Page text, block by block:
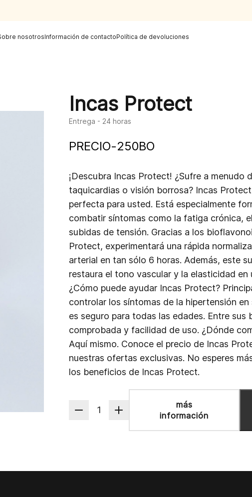
nosotrosInformación de contactoPolítica de devoluciones
Incas Protect
Entrega - 24 horas
PRECIO-250BO
¡Descubra Incas Protect! ¿Sufre a menudo
taquicardias o visión borrosa? Incas
perfecta para usted. Está especialmente
combatir síntomas como la fatiga crónica,
subidas de tensión. Gracias a los
Protect, experimentará una rápida
arterial en tan sólo 6 horas. Además, este
restaura el tono vascular y la elasticidad
¿Cómo puede ayudar Incas Protect?
controlar los síntomas de la hipertensión en
es seguro para todas las edades. Entre sus
comprobada y facilidad de uso. ¿Dónde
Aquí mismo. Conoce el precio de Incas
nuestras ofertas exclusivas. No esperes
los beneficios de Incas Protect.
1
más
información